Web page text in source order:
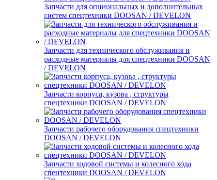
Запчасти для опциональных и дополнительных
систем спецтехники DOOSAN / DEVELON
Запчасти для технического обслуживания и
расходные материалы для спецтехники DOOSAN
/ DEVELON
Запчасти корпуса, кузова , структуры
спецтехники DOOSAN / DEVELON
Запчасти рабочего оборудования спецтехники
DOOSAN / DEVELON
Запчасти ходовой системы и колесного хода
спецтехники DOOSAN / DEVELON